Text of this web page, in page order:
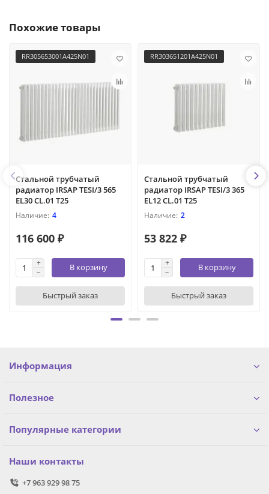
Похожие товары
RR305653001A425N01
Стальной трубчатый
радиатор IRSAP TESI/3 565
EL30 CL.01 T25
4
116 600 ₽
В корзину
Быстрый заказ
RR303651201A425N01
Стальной трубчатый
радиатор IRSAP TESI/3 365
EL12 CL.01 T25
2
53 822 ₽
В корзину
Быстрый заказ
Информация
Полезное
Популярные категории
Наши контакты
+7 963 929 98 75